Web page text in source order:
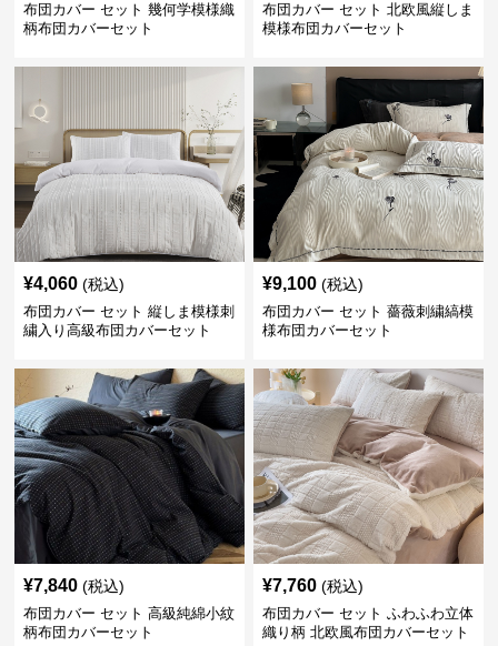
布団カバー セット 幾何学模様織
柄布団カバーセット
布団カバー セット 北欧風縦しま
模様布団カバーセット
¥4,060 (税込)
布団カバー セット 縦しま模様刺
繍入り高級布団カバーセット
¥9,100 (税込)
布団カバー セット 薔薇刺繍縞模
様布団カバーセット
¥7,840 (税込)
布団カバー セット 高級純綿小紋
柄布団カバーセット
¥7,760 (税込)
布団カバー セット ふわふわ立体
織り柄 北欧風布団カバーセット